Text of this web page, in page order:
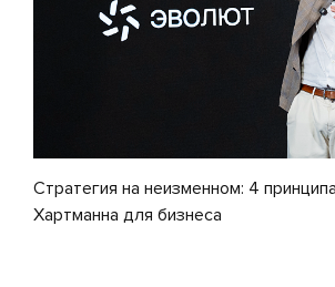
Стратегия на неизменном: 4
Хартманна для бизнеса